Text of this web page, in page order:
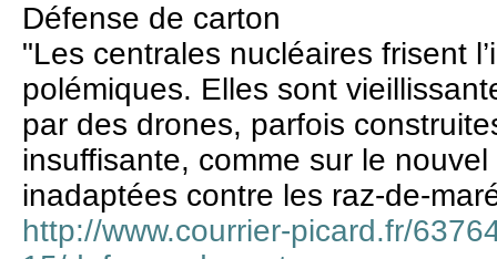
Défense de carton
"Les centrales nucléaires frisent
polémiques. Elles sont
par des drones, parfois
insuffisante, comme sur le
inadaptées contre les raz-de-
http://www.courrier-picard.fr/